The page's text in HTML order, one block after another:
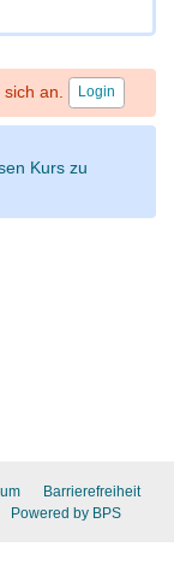
an. Login
Kurs zu
Barrierefreiheit
Powered by BPS